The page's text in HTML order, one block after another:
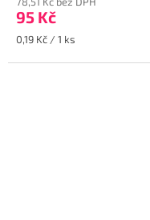
produktu
je
5,0
5
95 Kč
Měrná
0,19 Kč / 1 ks